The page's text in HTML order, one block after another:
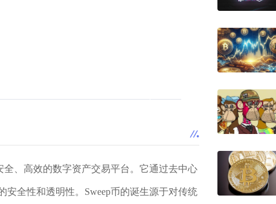
、高效的数字资产交易平台。它通过去中心
全性和透明性。Sweep币的诞生源于对传统